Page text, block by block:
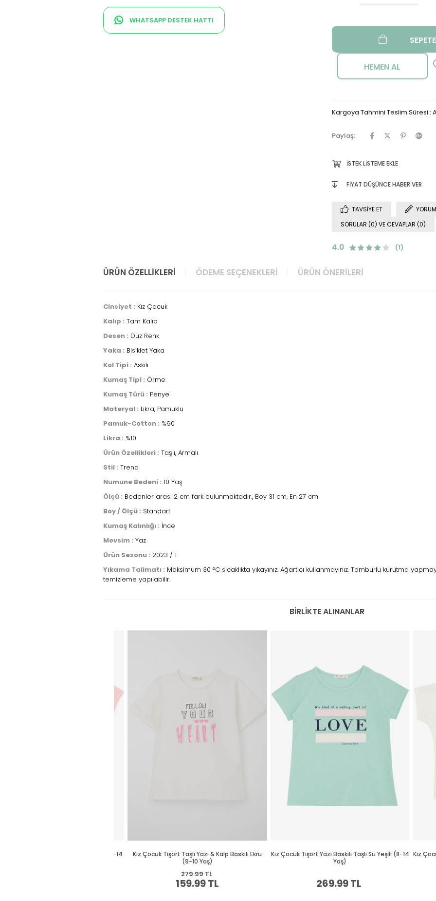
WHATSAPP DESTEK HATTI
Kargoya Tahmini Teslim Süresi :
Paylaş:
İSTEK LISTEME EKLE
FIYAT DÜŞÜNCE HABER VER
TAVSIYE ET
SORULAR (0) VE CEVAPLAR (0)
4.0 (1)
ÜRÜN ÖZELLIKLERI ÖDEME SEÇENEKLERI ÜRÜN ÖNERILERI
Cinsiyet : Kız Çocuk
Kalıp : Tam Kalıp
Desen : Düz Renk
Yaka : Bisiklet Yaka
Kol Tipi : Askılı
Kumaş Tipi : Örme
Kumaş Türü : Penye
Materyal : Likra, Pamuklu
Pamuk-Cotton : %90
Likra : %10
Ürün Özellikleri : Taşlı, Armalı
Stil : Trend
Numune Bedeni : 10 Yaş
Ölçü : Bedenler arası 2 cm fark bulunmaktadır., Boy 31 cm, En 27 cm
Boy / Ölçü : Standart
Kumaş Kalınlığı : İnce
Mevsim : Yaz
Ürün Sezonu : 2023 / 1
Yıkama Talimatı : Maksimum 30 °C sıcaklıkta yıkayınız. Ağartıcı kullanmayınız. Tamburlu kurutma
temizleme yapılabilir.